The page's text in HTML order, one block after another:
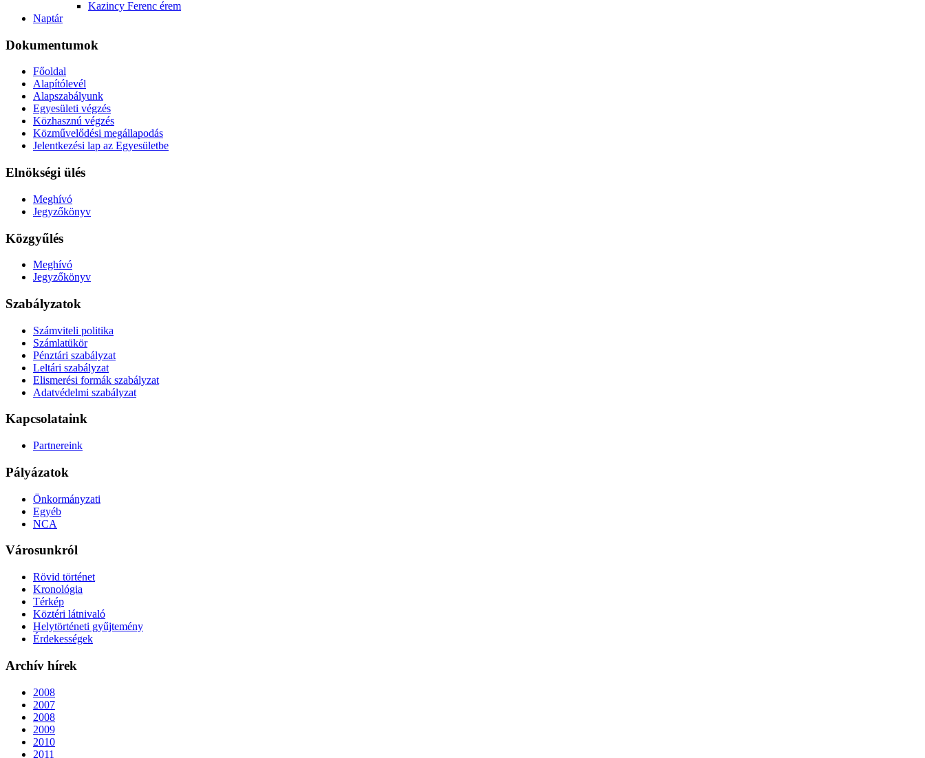
Kazincy Ferenc érem
Naptár
Dokumentumok
Főoldal
Alapítólevél
Alapszabályunk
Egyesületi végzés
Közhasznú végzés
Közművelődési megállapodás
Jelentkezési lap az Egyesületbe
Elnökségi ülés
Meghívó
Jegyzőkönyv
Közgyűlés
Meghívó
Jegyzőkönyv
Szabályzatok
Számviteli politika
Számlatükör
Pénztári szabályzat
Leltári szabályzat
Elismerési formák szabályzat
Adatvédelmi szabályzat
Kapcsolataink
Partnereink
Pályázatok
Önkormányzati
Egyéb
NCA
Városunkról
Rövid történet
Kronológia
Térkép
Köztéri látnivaló
Helytörténeti gyűjtemény
Érdekességek
Archív hírek
2008
2007
2008
2009
2010
2011